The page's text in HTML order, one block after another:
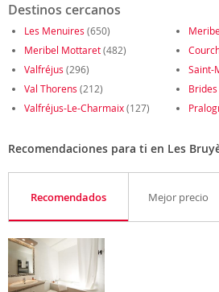
Destinos cercanos
Les Menuires (650)
Meribel Mottaret(482)
Valfréjus (296) Saint-
Val Thorens (212)
Valfréjus-Le-Charmaix(127)
Recomendaciones para ti en Les
Recomendados Mejor precio